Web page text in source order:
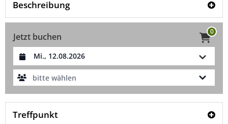
Beschreibung
Jetzt buchen 0
Datum auswählen
bitte wählen
Treffpunkt